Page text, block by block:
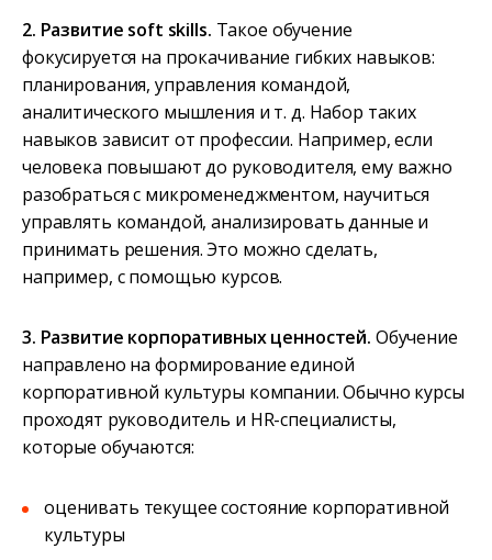
2. Развитие soft skills. Такое обучение
фокусируется на прокачивание гибких навыков:
планирования, управления командой,
аналитического мышления и т. д. Набор таких
навыков зависит от профессии. Например, если
человека повышают до руководителя, ему важно
разобраться с микроменеджментом, научиться
управлять командой, анализировать данные и
принимать решения. Это можно сделать,
например, с помощью курсов.
3. Развитие корпоративных ценностей. Обучение
направлено на формирование единой
корпоративной культуры компании. Обычно курсы
проходят руководитель и HR-специалисты,
которые обучаются:
оценивать текущее состояние корпоративной
культуры